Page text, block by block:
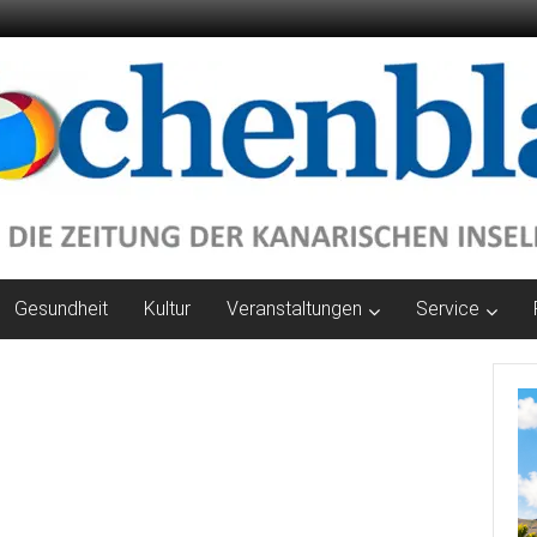
Gesundheit Kultur Veranstaltungen Service